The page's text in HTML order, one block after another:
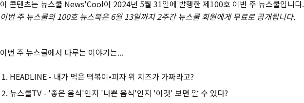
이 콘텐츠는 뉴스쿨 News'Cool이 2024년 5월 31일에 발행한 제100호 이번 주 뉴스쿨입니다.‌
이번 주 뉴스쿨의 100호 뉴스북은 6월 13일까지 2주간 뉴스쿨 회원에게 무료로 공개됩니다.
이번 주 뉴스쿨에서 다루는 이야기는...
HEADLINE - 내가 먹은 떡볶이•피자 위 치즈가 가짜라고?
뉴스쿨TV - '좋은 음식'인지 '나쁜 음식'인지 '이것' 보면 알 수 있다?